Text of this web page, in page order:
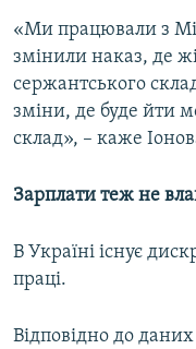
«Ми працювали з
змінили наказ, де
сержантського
зміни, де буде йти
склад», – каже
Зарплати теж не
В Україні існує
праці.
Відповідно до